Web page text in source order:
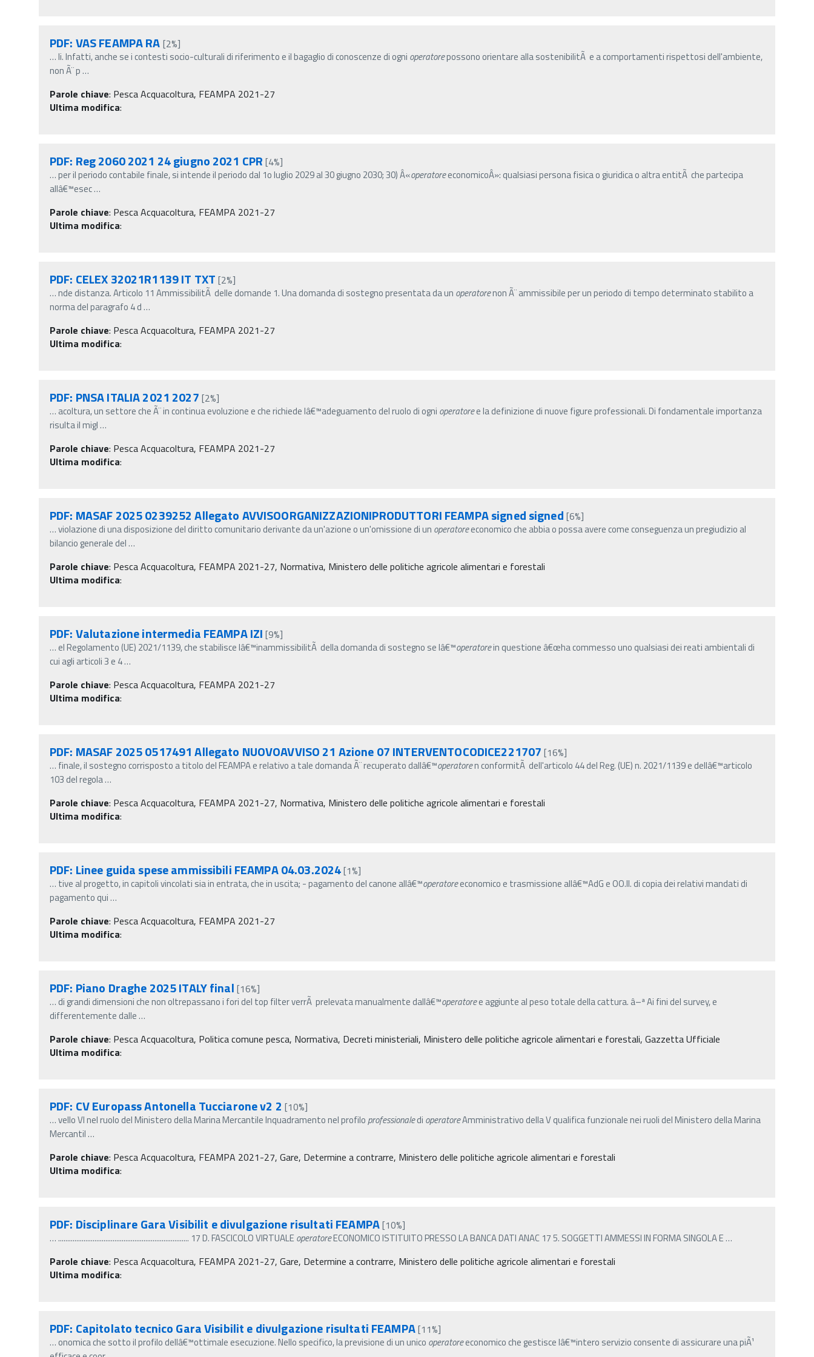
PDF: VAS FEAMPA RA [2%]
…li. Infatti, anche se i contesti socio-culturali di riferimento e il bagaglio di conoscenze di ogni operatorepossono orientare alla sostenibilitÃ e a comportamenti rispettosi dell'ambiente,
non Ã¨ p…
Parole chiave: Pesca Acquacoltura, FEAMPA 2021-27
Ultima modifica:
PDF: Reg 2060 2021 24 giugno 2021 CPR [4%]
…per il periodo contabile finale, si intende il periodo dal 1o luglio 2029 al 30 giugno 2030; 30) Â«operatoreeconomicoÂ»: qualsiasi persona fisica o giuridica o altra entitÃ che partecipa
allâ€™esec…
Parole chiave: Pesca Acquacoltura, FEAMPA 2021-27
Ultima modifica:
PDF: CELEX 32021R1139 IT TXT [2%]
…nde distanza. Articolo 11 AmmissibilitÃ delle domande 1. Una domanda di sostegno presentata da un operatorenon Ã¨ ammissibile per un periodo di tempo determinato stabilito a
norma del paragrafo 4 d…
Parole chiave: Pesca Acquacoltura, FEAMPA 2021-27
Ultima modifica:
PDF: PNSA ITALIA 2021 2027 [2%]
… acoltura, un settore che Ã¨ in continua evoluzione e che richiede lâ€™adeguamento del ruolo di ogni operatoree la definizione di nuove figure professionali. Di fondamentale importanza
risulta il migl…
Parole chiave: Pesca Acquacoltura, FEAMPA 2021-27
Ultima modifica:
PDF: MASAF 2025 0239252 Allegato AVVISOORGANIZZAZIONIPRODUTTORI FEAMPA signed signed [6%]
…violazione di una disposizione del diritto comunitario derivante da un'azione o un'omissione di un operatoreeconomico che abbia o possa avere come conseguenza un pregiudizio al
bilancio generale del…
Parole chiave: Pesca Acquacoltura, FEAMPA 2021-27, Normativa, Ministero delle politiche agricole alimentari e forestali
Ultima modifica:
PDF: Valutazione intermedia FEAMPA IZI [9%]
… el Regolamento (UE) 2021/1139, che stabilisce lâ€™inammissibilitÃ della domanda di sostegno se lâ€™operatorein questione â€œha commesso uno qualsiasi dei reati ambientali di
cui agli articoli 3 e 4…
Parole chiave: Pesca Acquacoltura, FEAMPA 2021-27
Ultima modifica:
PDF: MASAF 2025 0517491 Allegato NUOVOAVVISO 21 Azione 07 INTERVENTOCODICE221707 [16%]
… finale, il sostegno corrisposto a titolo del FEAMPA e relativo a tale domanda Ã¨ recuperato dallâ€™operatoren conformitÃ dell'articolo 44 del Reg. (UE) n. 2021/1139 e dellâ€™articolo
103 del regola…
Parole chiave: Pesca Acquacoltura, FEAMPA 2021-27, Normativa, Ministero delle politiche agricole alimentari e forestali
Ultima modifica:
PDF: Linee guida spese ammissibili FEAMPA 04.03.2024[1%]
… tive al progetto, in capitoli vincolati sia in entrata, che in uscita; - pagamento del canone allâ€™operatoreeconomico e trasmissione allâ€™AdG e OO.II. di copia dei relativi mandati di
pagamento qui…
Parole chiave: Pesca Acquacoltura, FEAMPA 2021-27
Ultima modifica:
PDF: Piano Draghe 2025 ITALY final [16%]
…di grandi dimensioni che non oltrepassano i fori del top filter verrÃ prelevata manualmente dallâ€™operatoree aggiunte al peso totale della cattura. â–ª Ai fini del survey, e
differentemente dalle…
Parole chiave: Pesca Acquacoltura, Politica comune pesca, Normativa, Decreti ministeriali, Ministero delle politiche agricole alimentari e forestali, Gazzetta Ufficiale
Ultima modifica:
PDF: CV Europass Antonella Tucciarone v2 2[10%]
…vello VI nel ruolo del Ministero della Marina Mercantile Inquadramento nel profiloprofessionaledi operatoreAmministrativo della V qualifica funzionale nei ruoli del Ministero della Marina
Mercantil…
Parole chiave: Pesca Acquacoltura, FEAMPA 2021-27, Gare, Determine a contrarre, Ministero delle politiche agricole alimentari e forestali
Ultima modifica:
PDF: Disciplinare Gara Visibilit e divulgazione risultati FEAMPA[10%]
…........................................................................ 17 D. FASCICOLO VIRTUALE operatoreECONOMICO ISTITUITO PRESSO LA BANCA DATI ANAC 17 5. SOGGETTI AMMESSI IN FORMA SINGOLA E…
Parole chiave: Pesca Acquacoltura, FEAMPA 2021-27, Gare, Determine a contrarre, Ministero delle politiche agricole alimentari e forestali
Ultima modifica:
PDF: Capitolato tecnico Gara Visibilit e divulgazione risultati FEAMPA[11%]
… onomica che sotto il profilo dellâ€™ottimale esecuzione. Nello specifico, la previsione di un unico operatoreeconomico che gestisce lâ€™intero servizio consente di assicurare una piÃ¹